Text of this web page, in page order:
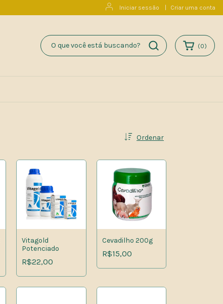
Iniciar sessão Criar uma conta
(0)
Ordenar
Vitagold
Potenciado
R$22,00
Cevadilho 200g
R$15,00